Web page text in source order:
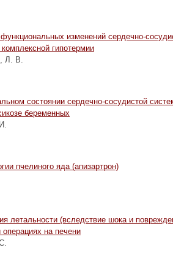
изменений сердечно-
гипотермии
Л. В.
состоянии сердечно-сосудистой
беременных
пчелиного яда (апизартрон)
летальности (вследствие шока и
операциях на печени